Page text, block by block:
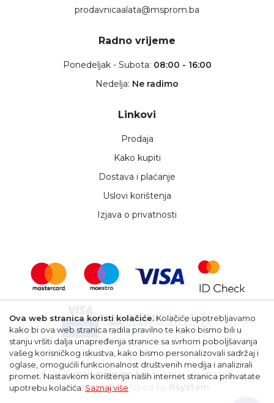
prodavnicaalata@msprom.ba
Radno vrijeme
Ponedeljak - Subota: 08:00 - 16:00
Nedelja: Ne radimo
Linkovi
Prodaja
Kako kupiti
Dostava i plaćanje
Uslovi korištenja
Izjava o privatnosti
© 2026mail.msprom.ba. Sva prava zadržana.
Hosted & developed by
Ova web stranica koristi kolačiće. Kolačiće upotrebljavamo
kako bi ova web stranica radila pravilno te kako bismo bili u
stanju vršiti dalja unapređenja stranice sa svrhom poboljšavanja
vašeg korisničkog iskustva, kako bismo personalizovali sadržaj i
oglase, omogućili funkcionalnost društvenih medija i analizirali
promet. Nastavkom korištenja naših internet stranica prihvatate
upotrebu kolačića. Saznaj više